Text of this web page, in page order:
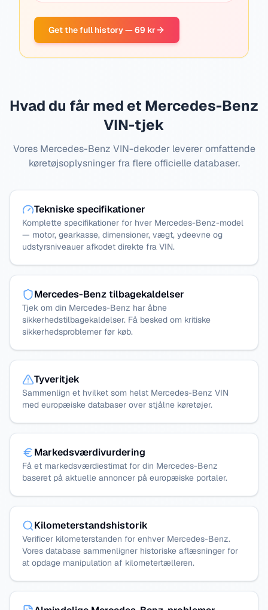
Get the full history — 69 kr
Hvad du får med et Mercedes-Benz
VIN-tjek
Vores Mercedes-Benz VIN-dekoder leverer omfattende
køretøjsoplysninger fra flere officielle databaser.
Tekniske specifikationer
Komplette specifikationer for hver Mercedes-Benz-model
— motor, gearkasse, dimensioner, vægt, ydeevne og
udstyrsniveauer afkodet direkte fra VIN.
Mercedes-Benz tilbagekaldelser
Tjek om din Mercedes-Benz har åbne
sikkerhedstilbagekaldelser. Få besked om kritiske
sikkerhedsproblemer før køb.
Tyveritjek
Sammenlign et hvilket som helst Mercedes-Benz VIN
med europæiske databaser over stjålne køretøjer.
Markedsværdivurdering
Få et markedsværdiestimat for din Mercedes-Benz
baseret på aktuelle annoncer på europæiske portaler.
Kilometerstandshistorik
Verificer kilometerstanden for enhver Mercedes-Benz.
Vores database sammenligner historiske aflæsninger for
at opdage manipulation af kilometertælleren.